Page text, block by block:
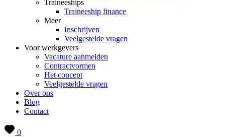
Traineeships
Traineeship finance
Meer
Inschrijven
Veelgestelde vragen
Voor werkgevers
Vacature aanmelden
Contractvormen
Het concept
Veelgestelde vragen
Over ons
Blog
Contact
0